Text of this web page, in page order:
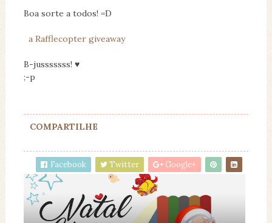
Boa sorte a todos! =D
a Rafflecopter giveaway
B-jusssssss! ♥
;-p
COMPARTILHE
Facebook Twitter Google+